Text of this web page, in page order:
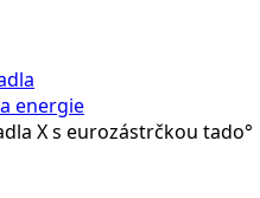
energie
X s eurozástrčkou tado°